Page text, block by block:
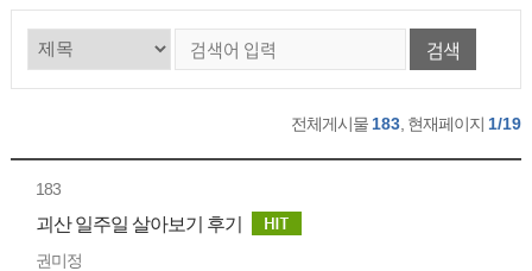
검색
전체게시물 183 , 현재페이지 1/19
183
괴산 일주일 살아보기 후기
권미정